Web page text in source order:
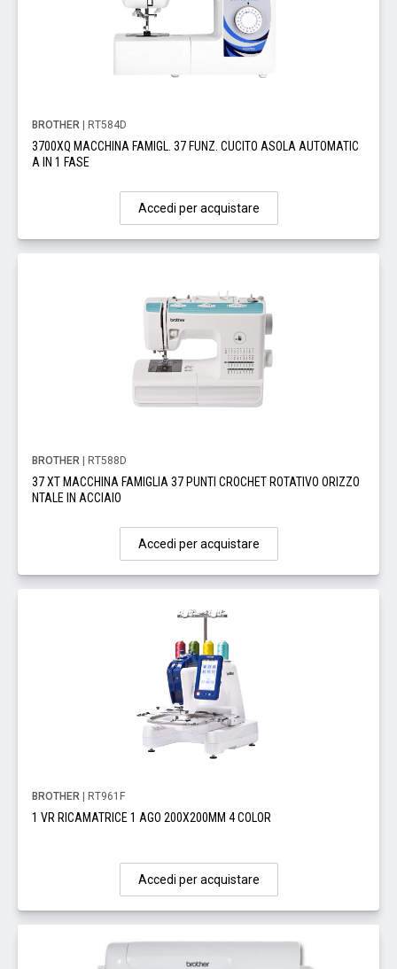
BROTHER | RT584D
3700XQ MACCHINA FAMIGL. 37 FUNZ. CUCITO ASOLA AUTOMATIC
A IN 1 FASE
Accedi per acquistare
BROTHER | RT588D
37 XT MACCHINA FAMIGLIA 37 PUNTI CROCHET ROTATIVO ORIZZO
NTALE IN ACCIAIO
Accedi per acquistare
BROTHER | RT961F
1 VR RICAMATRICE 1 AGO 200X200MM 4 COLOR
Accedi per acquistare